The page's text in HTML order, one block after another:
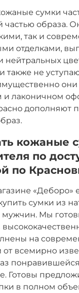
сумки
частью образа.
так и
отделками,
нейтральных
также не
и лаконичном
дополняют
кожаные
по
по
«Деборо»
сумки из
Мы
на
всемирно
Готовы
в полном